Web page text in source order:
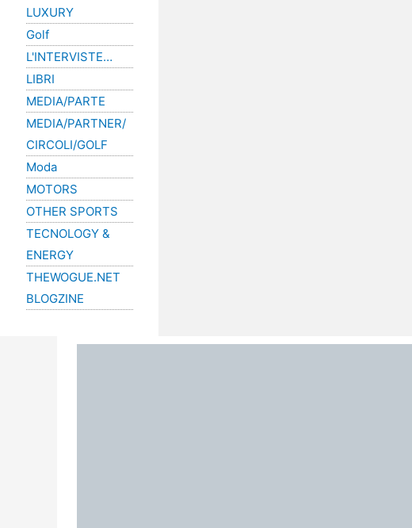
LUXURY
Golf
L'INTERVISTE…
LIBRI
MEDIA/PARTE
MEDIA/PARTNER/
CIRCOLI/GOLF
Moda
MOTORS
OTHER SPORTS
TECNOLOGY &
ENERGY
THEWOGUE.NET
BLOGZINE